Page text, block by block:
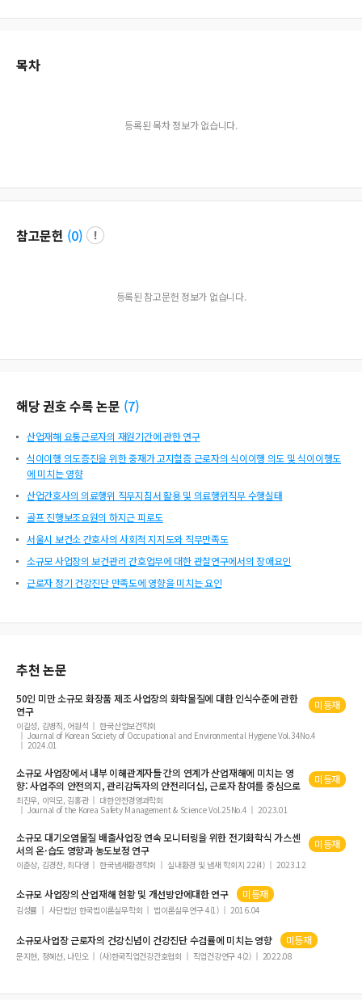
ncerned about the selection of appropriate workplace and operational definit
목차
등록된 목차 정보가 없습니다.
참고문헌 (0)
등록된 참고문헌 정보가 없습니다.
해당 권호 수록 논문 (7)
산업재해 요통근로자의 재원기간에 관한 연구
식이이행 의도증진을 위한 중재가 고지혈증 근로자의 식이이행 의도 및 식이이행도
에 미치는 영향
산업간호사의 의료행위 직무지침서 활용 및 의료행위직무 수행실태
골프 진행보조요원의 하지근 피로도
서울시 보건소 간호사의 사회적 지지도와 직무만족도
소규모 사업장의 보건관리 간호업무에 대한 관찰연구에서의 장애요인
근로자 정기 건강진단 만족도에 영향을 미치는 요인
추천 논문
50인 미만소규모화장품 제조사업장의 화학물질에 대한 인식수준에 관한
연구
미등재
이길성, 김병직, 어원석
한국산업보건학회
Journal of Korean Society of Occupational and Environmental Hygiene Vol.34No.4
2024.01
소규모사업장에서 내부 이해관계자들 간의 연계가 산업재해에 미치는 영
향: 사업주의 안전의지, 관리감독자의 안전리더십, 근로자 참여를 중심으로
미등재
최진우, 이익모, 김홍관
대한안전경영과학회
Journal of the Korea Safety Management & Science Vol.25No.4
2023.01
소규모 대기오염물질 배출사업장연속 모니터링을 위한 전기화학식 가스센
서의 온·습도 영향과 농도보정 연구
미등재
이춘상, 김경찬, 최다영 한국냄새환경학회 실내환경 및 냄새 학회지 22(4) 2023.12
소규모사업장의 산업재해 현황 및 개선방안에대한 연구 미등재
김성률 사단법인 한국법이론실무학회 법이론실무연구 4(1) 2016.04
소규모사업장근로자의 건강신념이 건강진단 수검률에 미치는 영향 미등재
문지현, 정혜선, 나민오 (사)한국직업건강간호협회 직업건강연구 4(2) 2022.08